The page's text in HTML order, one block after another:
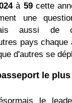
à 59cette
une
aussi de
pays chaque
d'autres se
le
le